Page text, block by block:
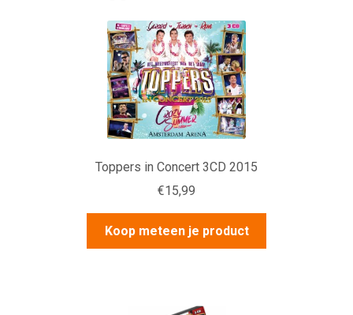
Toppers in Concert 3CD 2015
€15,99
Koop meteen je product